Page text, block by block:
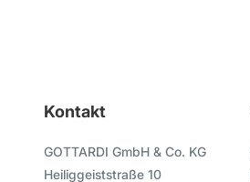
Kontakt
GOTTARDI GmbH & Co. KG
Heiliggeiststraße 10